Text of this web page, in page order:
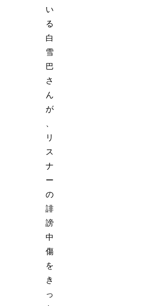
い
る
白
雪
巴
さ
ん
が
リ
ス
ナ
ー
の
誹
謗
中
傷
を
き
っ